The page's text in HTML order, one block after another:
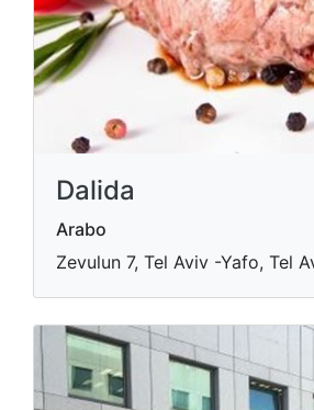
Dalida
Arabo
Zevulun 7, Tel Aviv -Yafo, Tel